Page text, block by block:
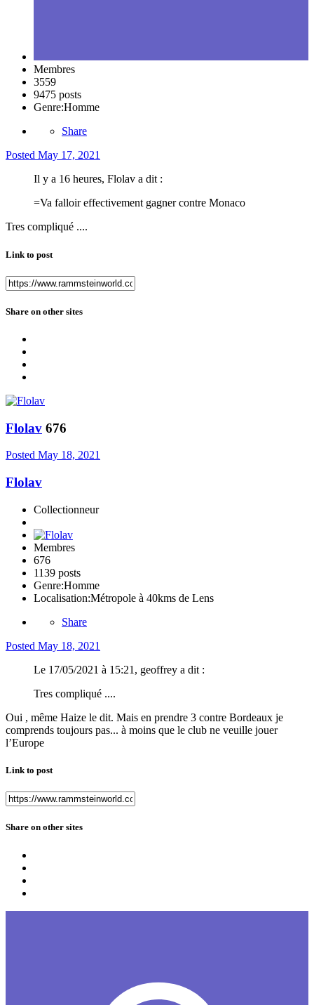
Membres
3559
9475 posts
Genre:Homme
Share
Posted May 17, 2021
Il y a 16 heures, Flolav a dit :
=Va falloir effectivement gagner contre Monaco
Tres compliqué ....
Link to post
Share on other sites
Flolav 676
Posted May 18, 2021
Flolav
Collectionneur
Membres
676
1139 posts
Genre:Homme
Localisation:Métropole à 40kms de Lens
Share
Posted May 18, 2021
Le 17/05/2021 à 15:21, geoffrey a dit :
Tres compliqué ....
Oui , même Haize le dit. Mais en prendre 3 contre Bordeaux je
comprends toujours pas... à moins que le club ne veuille jouer
l’Europe
Link to post
Share on other sites